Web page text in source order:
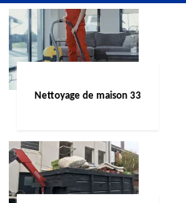
Nettoyage de maison 33